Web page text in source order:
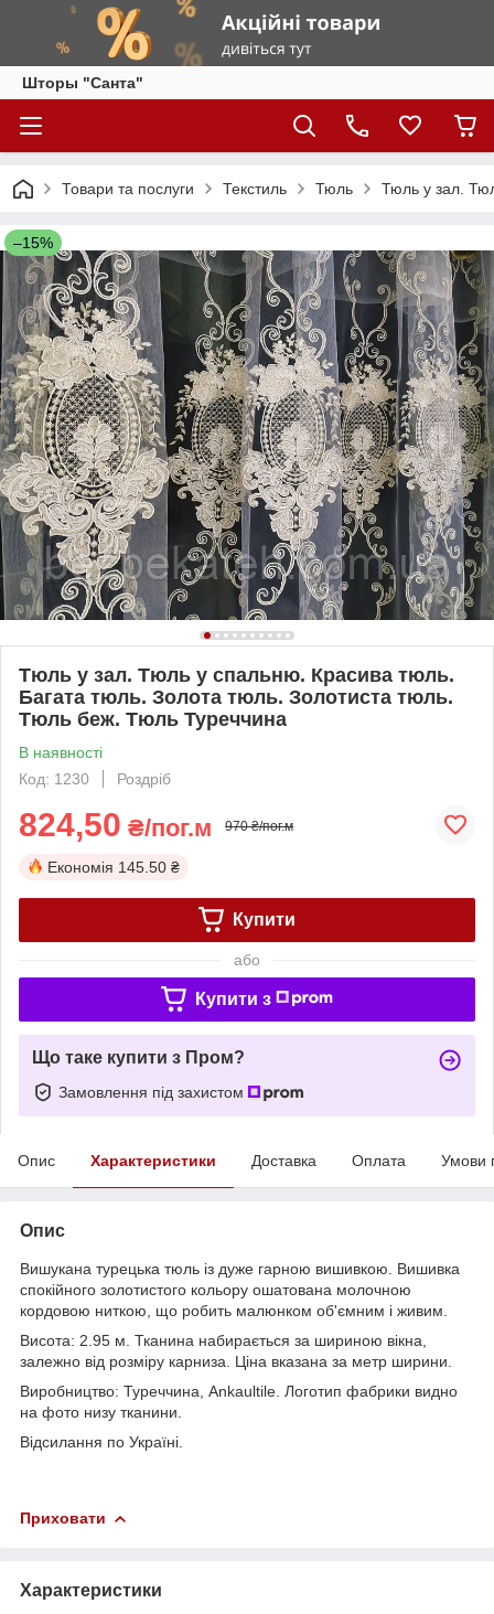
Шторы "Санта"
Товари та послуги Текстиль Тюль Тюль у зал.
–15%
Тюль у зал. Тюль у спальню. Красива тюль.
Багата тюль. Золота тюль. Золотиста тюль.
Тюль беж. Тюль Туреччина
В наявності
Код: 1230
Роздріб
824,50 ₴/пог.м 970 ₴/пог.м
Економія 145.50 ₴
Купити
або
Купити з
Що таке купити з Пром?
Замовлення під захистом
Опис Характеристики Доставка Оплата Умови
Опис
Вишукана турецька тюль із дуже гарною вишивкою. Вишивка
спокійного золотистого кольору ошатована молочною
кордовою ниткою, що робить малюнком об'ємним і живим.
Висота: 2.95 м. Тканина набирається за шириною вікна,
залежно від розміру карниза. Ціна вказана за метр ширини.
Виробництво: Туреччина, Ankaultile. Логотип фабрики видно
на фото низу тканини.
Відсилання по Україні.
Приховати
Характеристики